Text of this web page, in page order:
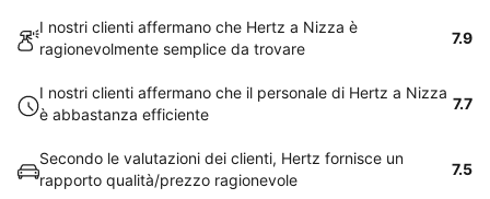
I nostri clienti affermano che Hertz a Nizza è
ragionevolmente semplice da trovare
7.9
I nostri clienti affermano che il personale di Hertz a Nizza
è abbastanza efficiente
7.7
Secondo le valutazioni dei clienti, Hertz fornisce un
rapporto qualità/prezzo ragionevole
7.5